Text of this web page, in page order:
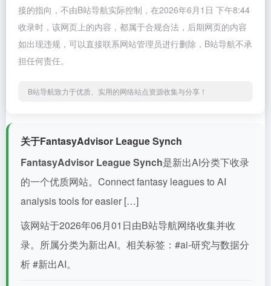
接的指向，不由B站导航实际控制，在2026年6月1日 下午8:44
收录时，该网页上的内容，都属于合规合法，后期网页的内容
如出现违规，可以直接联系网站管理员进行删除，B站导航不承
担任何责任。
B站导航致力于优质、实用的网络站点资源收集与分享！
关于FantasyAdvisor League Synch
FantasyAdvisor League Synch是新出AI分类下收录
的一个优质网站。Connect fantasy leagues to AI
analysis tools for easier […]
该网站于2026年06月01日由B站导航网络收集并收
录。所属分类为新出AI。相关标签：#ai-研究与数据分
析 #新出AI。